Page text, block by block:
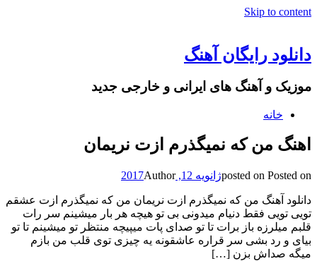
Skip to content
دانلود رایگان آهنگ
موزیک و آهنگ های ایرانی و خارجی جدید
خانه
اهنگ من که نمیگذرم ازت نریمان
posted on Posted on ژانویه 12, 2017 Author
دانلود آهنگ من که نمیگذرم ازت نریمان من که نمیگذرم ازت عشقم
تویی تویی فقط دنیام میدونی بی تو هیچه هر بار میشینم سر رات
قلبم میلرزه باز برات تا تو صدای پات میپیچه منتظر تو میشینم تا تو
بیای و رد بشی سر قراره عاشقونه یه چیزی توی قلب من بازم
میگه صداش بزن […]